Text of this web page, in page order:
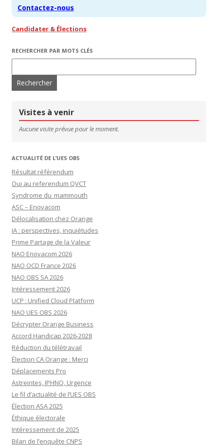
Contactez-nous
Candidater & Élections
RECHERCHER PAR MOTS CLÉS
Visites à venir
Aucune visite prévue pour le moment.
ACTUALITÉ DE L’UES OBS
Résultat référendum
Oui au referendum QVCT
Syndrome du mammouth
ASC – Enovacom
Délocalisation chez Orange
IA : perspectives, inquiétudes
Prime Partage de la Valeur
NAO Enovacom 2026
NAO OCD France 2026
NAO OBS SA 2026
Intéressement 2026
UCP : Unified Cloud Platform
NAO UES OBS 2026
Décrypter Orange Business
Accord Handicap 2026-2028
Réduction du télétravail
Élection CA Orange : Merci
Déplacements Pro
Astreintes, IPHNO, Urgence
Le fil d’actualité de l’UES OBS
Élection ASA 2025
Éthique électorale
Intéressement de 2025
Bilan de l’enquête CNPS